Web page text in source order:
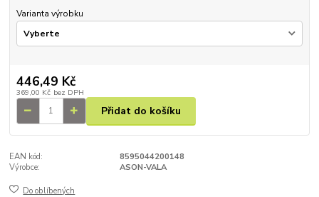
Varianta výrobku
446,49 Kč
369,00 Kč bez DPH
Přidat do košíku
EAN kód:
8595044200148
Výrobce:
ASON-VALA
Do oblíbených